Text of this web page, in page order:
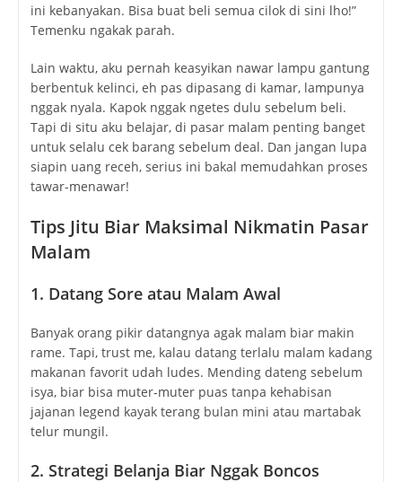
ini kebanyakan. Bisa buat beli semua cilok di sini lho!”
Temenku ngakak parah.
Lain waktu, aku pernah keasyikan nawar lampu gantung
berbentuk kelinci, eh pas dipasang di kamar, lampunya
nggak nyala. Kapok nggak ngetes dulu sebelum beli.
Tapi di situ aku belajar, di pasar malam penting banget
untuk selalu cek barang sebelum deal. Dan jangan lupa
siapin uang receh, serius ini bakal memudahkan proses
tawar-menawar!
Tips Jitu Biar Maksimal Nikmatin Pasar
Malam
1. Datang Sore atau Malam Awal
Banyak orang pikir datangnya agak malam biar makin
rame. Tapi, trust me, kalau datang terlalu malam kadang
makanan favorit udah ludes. Mending dateng sebelum
isya, biar bisa muter-muter puas tanpa kehabisan
jajanan legend kayak terang bulan mini atau martabak
telur mungil.
2. Strategi Belanja Biar Nggak Boncos